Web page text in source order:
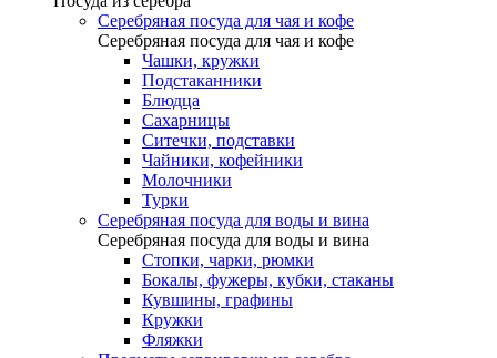
Серебряная посуда для чая и кофе
Серебряная посуда для чая и кофе
Чашки, кружки
Подстаканники
Блюдца
Сахарницы
Ситечки, подставки
Чайники, кофейники
Молочники
Турки
Серебряная посуда для воды и вина
Серебряная посуда для воды и вина
Стопки, чарки, рюмки
Бокалы, фужеры, кубки, стаканы
Кувшины, графины
Кружки
Фляжки